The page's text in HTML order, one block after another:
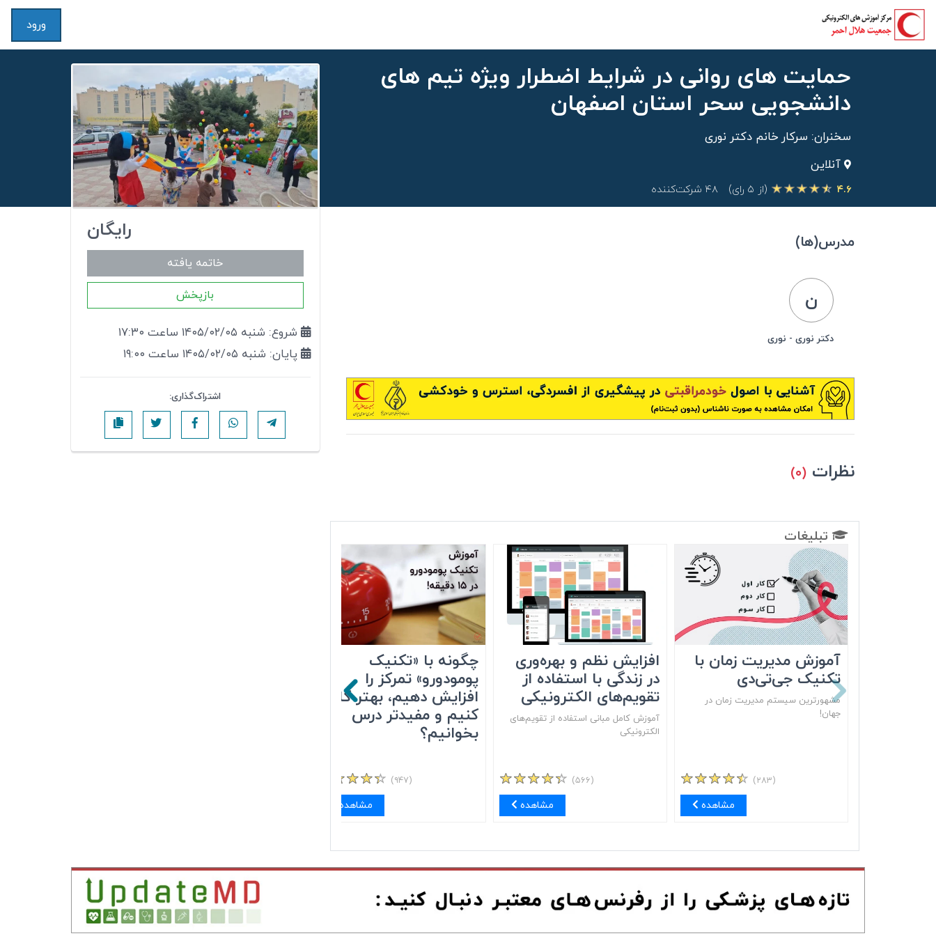
ورود
حمایت های روانی در شرایط اضطرار ویژه تیم های
دانشجویی سحر استان اصفهان
سخنران: سرکار خانم دکتر نوری
آنلاین
۴.۶ (از ۵ رای) ۴۸ شرکت‌کننده
رایگان
خاتمه یافته
بازپخش
شروع: شنبه ۱۴۰۵/۰۲/۰۵ ساعت ۱۷:۳۰
پایان: شنبه ۱۴۰۵/۰۲/۰۵ ساعت ۱۹:۰۰
اشتراک‌گذاری:
مدرس(ها)
ن
دکتر نوری - نوری
نظرات (۰)
تبلیغات
آموزش مدیریت زمان با
تکنیک جی‌تی‌دی
مشهور‌ترین سیستم مدیریت زمان در
جهان!
(۲۸۳)
مشاهده
افزایش نظم و بهره‌وری
در زندگی با استفاده از
تقویم‌های الکترونیکی
آموزش کامل مبانی استفاده از تقویم‌های
الکترونیکی
(۵۶۶)
مشاهده
چگونه با «تکنیک
پومودورو» تمرکز را
افزایش دهیم، بهتر کار
کنیم و مفیدتر درس
بخوانیم؟
(۹۴۷)
مشاهده